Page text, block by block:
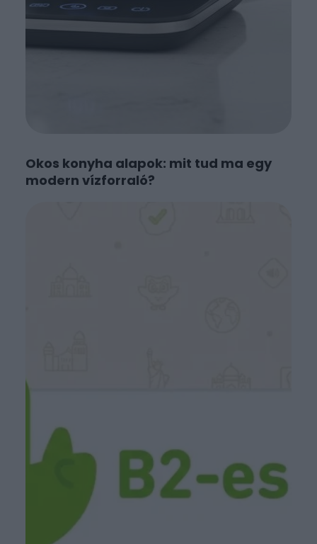
Okos konyha alapok: mit tud ma egy
modern vízforraló?